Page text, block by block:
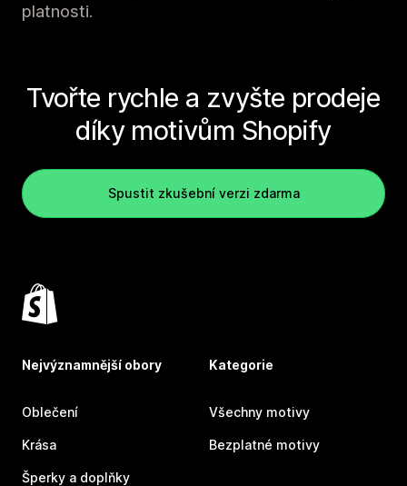
platnosti.
Tvořte rychle a zvyšte prodeje
díky motivům Shopify
Spustit zkušební verzi zdarma
Nejvýznamnější obory
Oblečení
Krása
Šperky a doplňky
Kategorie
Všechny motivy
Bezplatné motivy